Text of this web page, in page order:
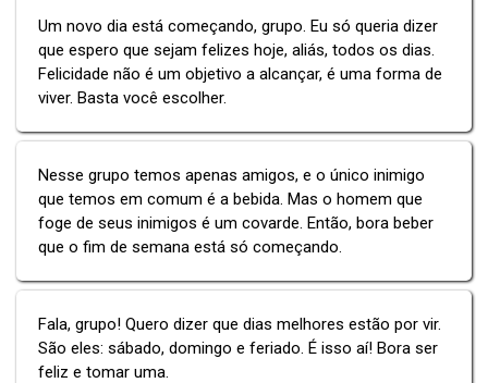
Um novo dia está começando, grupo. Eu só queria dizer
que espero que sejam felizes hoje, aliás, todos os dias.
Felicidade não é um objetivo a alcançar, é uma forma de
viver. Basta você escolher.
Nesse grupo temos apenas amigos, e o único inimigo
que temos em comum é a bebida. Mas o homem que
foge de seus inimigos é um covarde. Então, bora beber
que o fim de semana está só começando.
Fala, grupo! Quero dizer que dias melhores estão por vir.
São eles: sábado, domingo e feriado. É isso aí! Bora ser
feliz e tomar uma.